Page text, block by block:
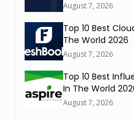
August 7, 2026
Top 10 Best
The World 2026
August 7, 2026
Top 10 Best
In The World
August 7, 2026